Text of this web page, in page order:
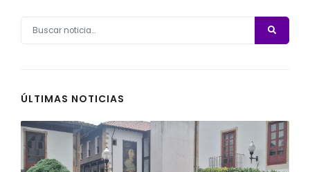
ÚLTIMAS NOTICIAS